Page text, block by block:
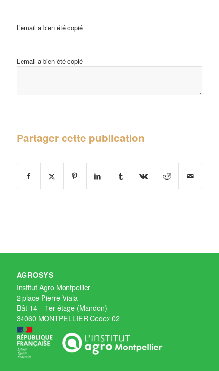
L’email a bien été copié
L’email a bien été copié
Partager cette publication
AGROSYS
Institut Agro Montpellier
2 place Pierre Viala
Bât 14 – 1er étage (Mandon)
34060 MONTPELLIER Cedex 02